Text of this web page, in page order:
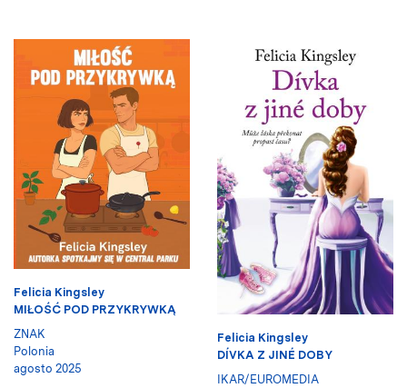
Felicia Kingsley
MIŁOŚĆ POD PRZYKRYWKĄ
ZNAK
Polonia
agosto 2025
Felicia Kingsley
DÍVKA Z JINÉ DOBY
IKAR/EUROMEDIA